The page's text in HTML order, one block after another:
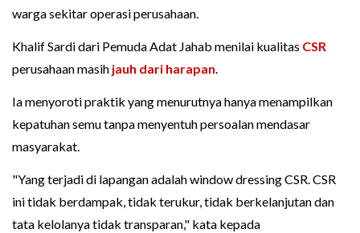
warga sekitar operasi perusahaan.
Khalif Sardi dari Pemuda Adat Jahab menilai kualitas CSR
perusahaan masih jauh dari harapan.
Ia menyoroti praktik yang menurutnya hanya menampilkan
kepatuhan semu tanpa menyentuh persoalan mendasar
masyarakat.
"Yang terjadi di lapangan adalah window dressing CSR. CSR
ini tidak berdampak, tidak terukur, tidak berkelanjutan dan
tata kelolanya tidak transparan," kata kepada